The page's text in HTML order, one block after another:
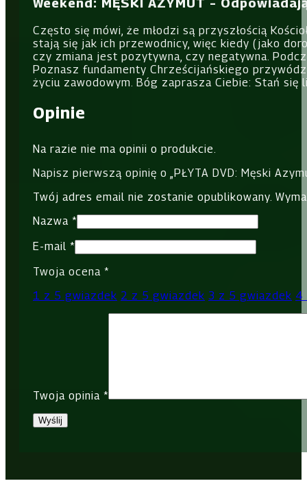
Weekend: MĘSKI AZYMUT –
Często się mówi, że młodzi są przyszłością
stają się jak ich przewodnicy, więc kiedy (jako
czy zmiana jest pozytywna, czy negatywna.
Poznasz fundamenty Chrześcijańskiego
życiu zawodowym. Bóg zaprasza Ciebie: Stań się
Opinie
Na razie nie ma opinii o produkcie.
Napisz pierwszą opinię o „PŁYTA DVD: Męski
Twój adres email nie zostanie opublikowany.
Nazwa *
E-mail *
Twoja ocena *
1 z 5 gwiazdek 2 z 5 gwiazdek 3 z 5 gwiazdek 4
Twoja opinia *